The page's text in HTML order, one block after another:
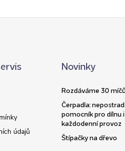
údajů
Novinky
Rozdáváme 30
Čerpadla:
pomocník pro dílnu i
každodenní provoz
Štípačky na dřevo